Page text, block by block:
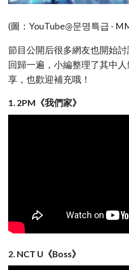
(圖：YouTube@문명특급 -
節目公開后很多網友也開始
回歸一遍，小編整理了其中
享，也歡迎補充哦！
1. 2PM《我們家》
2. NCT U《Boss》